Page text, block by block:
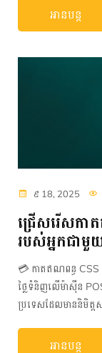
អានបន្ត
៩ 18, 2025
ជ្រើសរើសកា
របស់អ្នកជាមួ
💳 កាតឥណពន្ធ CSS​
ថ្លៃទំនិញលើម៉ាស៊ីន
ប្រទេសដែលមាននិមិត្ត
អានបន្ត